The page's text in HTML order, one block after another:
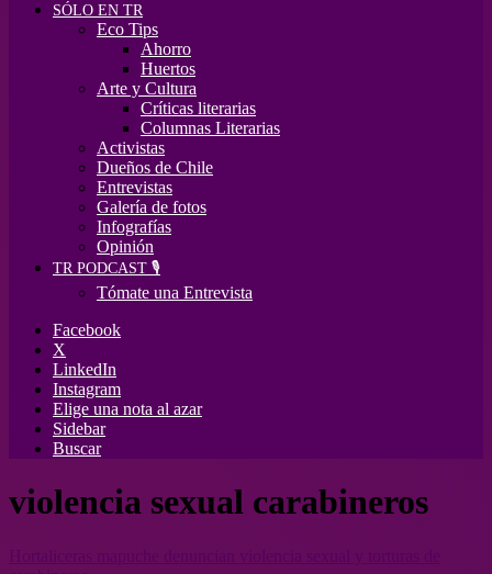
SÓLO EN TR
Eco Tips
Ahorro
Huertos
Arte y Cultura
Críticas literarias
Columnas Literarias
Activistas
Dueños de Chile
Entrevistas
Galería de fotos
Infografías
Opinión
TR PODCAST 🎙️
Tómate una Entrevista
Facebook
X
LinkedIn
Instagram
Elige una nota al azar
Sidebar
Buscar
violencia sexual carabineros